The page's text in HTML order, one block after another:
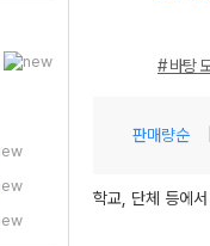
# 바탕
판매량순
학교, 단체 등에